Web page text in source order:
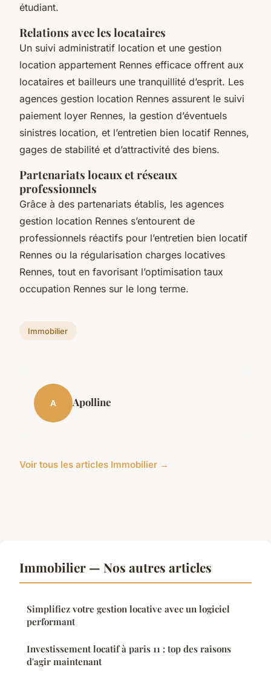
étudiant.
Relations avec les locataires
Un suivi administratif location et une gestion
location appartement Rennes efficace offrent aux
locataires et bailleurs une tranquillité d’esprit. Les
agences gestion location Rennes assurent le suivi
paiement loyer Rennes, la gestion d’éventuels
sinistres location, et l’entretien bien locatif Rennes,
gages de stabilité et d’attractivité des biens.
Partenariats locaux et réseaux
professionnels
Grâce à des partenariats établis, les agences
gestion location Rennes s’entourent de
professionnels réactifs pour l’entretien bien locatif
Rennes ou la régularisation charges locatives
Rennes, tout en favorisant l’optimisation taux
occupation Rennes sur le long terme.
Immobilier
A Apolline
Voir tous les articles Immobilier →
Immobilier — Nos autres articles
Simplifiez votre gestion locative avec un logiciel
performant
Investissement locatif à paris 11 : top des raisons
d'agir maintenant